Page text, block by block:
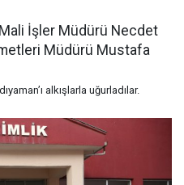
İşler Müdürü Necdet
Müdürü Mustafa
alkışlarla uğurladılar.